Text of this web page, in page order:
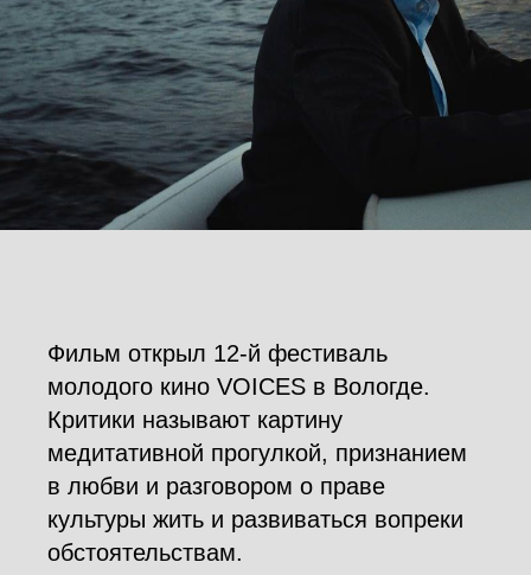
Фильм открыл 12-й фестиваль
молодого кино VOICES в Вологде.
Критики называют картину
медитативной прогулкой, признанием
в любви и разговором о праве
культуры жить и развиваться вопреки
обстоятельствам.